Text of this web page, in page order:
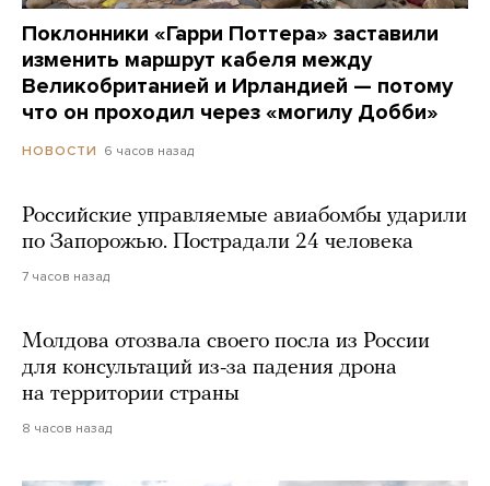
Поклонники «Гарри Поттера» заставили
изменить маршрут кабеля между
Великобританией и Ирландией — потому
что он проходил через «могилу Добби»
НОВОСТИ 6 часов назад
Российские управляемые авиабомбы ударили
по Запорожью. Пострадали 24 человека
7 часов назад
Молдова отозвала своего посла из России
для консультаций из-за падения дрона
на территории страны
8 часов назад